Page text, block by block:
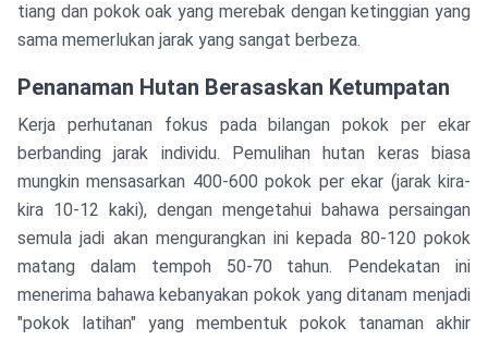
tiang dan pokok oak yang merebak dengan ketinggian yang
sama memerlukan jarak yang sangat berbeza.
Penanaman Hutan Berasaskan Ketumpatan
Kerja perhutanan fokus pada bilangan pokok per ekar
berbanding jarak individu. Pemulihan hutan keras biasa
mungkin mensasarkan 400-600 pokok per ekar (jarak kira-
kira 10-12 kaki), dengan mengetahui bahawa persaingan
semula jadi akan mengurangkan ini kepada 80-120 pokok
matang dalam tempoh 50-70 tahun. Pendekatan ini
menerima bahawa kebanyakan pokok yang ditanam menjadi
"pokok latihan" yang membentuk pokok tanaman akhir